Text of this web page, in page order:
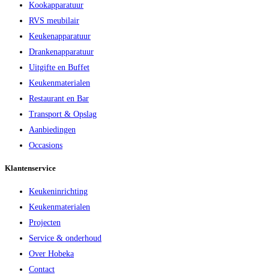
Kookapparatuur
RVS meubilair
Keukenapparatuur
Drankenapparatuur
Uitgifte en Buffet
Keukenmaterialen
Restaurant en Bar
Transport & Opslag
Aanbiedingen
Occasions
Klantenservice
Keukeninrichting
Keukenmaterialen
Projecten
Service & onderhoud
Over Hobeka
Contact